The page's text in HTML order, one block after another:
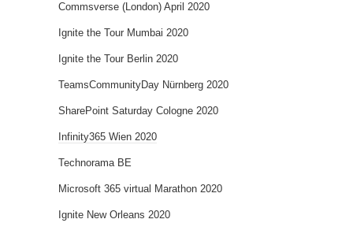
Commsverse (London) April 2020
Ignite the Tour Mumbai 2020
Ignite the Tour Berlin 2020
TeamsCommunityDay Nürnberg 2020
SharePoint Saturday Cologne 2020
Infinity365 Wien 2020
Technorama BE
Microsoft 365 virtual Marathon 2020
Ignite New Orleans 2020